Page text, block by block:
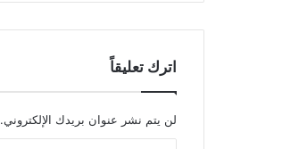
اترك تعليقاً
لن يتم نشر عنوان بريدك الإلكتروني.